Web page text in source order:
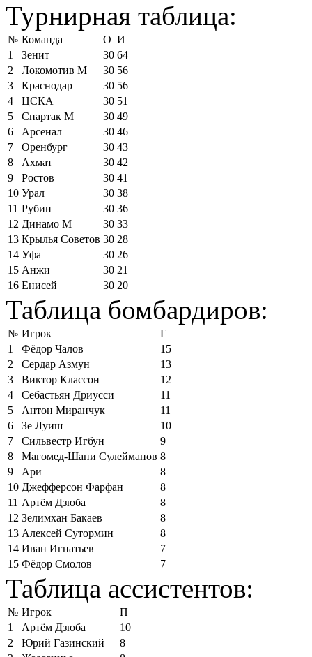
Турнирная таблица:
№ Команда О И
1
Зенит 30 64
2
Локомотив М 30 56
3
Краснодар 30 56
4
ЦСКА 30 51
5
Спартак М 30 49
6
Арсенал 30 46
7
Оренбург 30 43
8
Ахмат 30 42
9
Ростов 30 41
10 Урал 30 38
11 Рубин 30 36
12 Динамо М 30 33
13 Крылья Советов 30 28
14 Уфа 30 26
15 Анжи 30 21
16 Енисей 30 20
Таблица бомбардиров:
№ Игрок
Г
1
Фёдор Чалов
15
2
Сердар Азмун
13
3
Виктор Классон
12
4
Себастьян Дриусси
11
5
Антон Миранчук
11
6
Зе Луиш
10
7
Сильвестр Игбун
9
8
Магомед-Шапи Сулейманов 8
9
Ари
8
10 Джефферсон Фарфан
8
11 Артём Дзюба
8
12 Зелимхан Бакаев
8
13 Алексей Сутормин
8
14 Иван Игнатьев
7
15 Фёдор Смолов 7
Таблица ассистентов:
№ Игрок
П
1
Артём Дзюба
10
2
Юрий Газинский
8